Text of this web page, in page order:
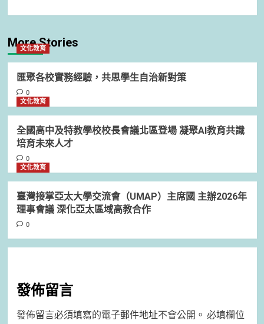
More Stories
文化教育
匯聚各校實務經驗，共思學生自治新對策
0
文化教育
全國高中及特教學校校長會議北區登場 凝聚AI教育共識
培育未來人才
0
文化教育
臺灣接掌亞太大學交流會（UMAP）主席國 主辦2026年
理事會議 深化亞太區域高教合作
0
發佈留言
發佈留言必須填寫的電子郵件地址不會公開。 必填欄位